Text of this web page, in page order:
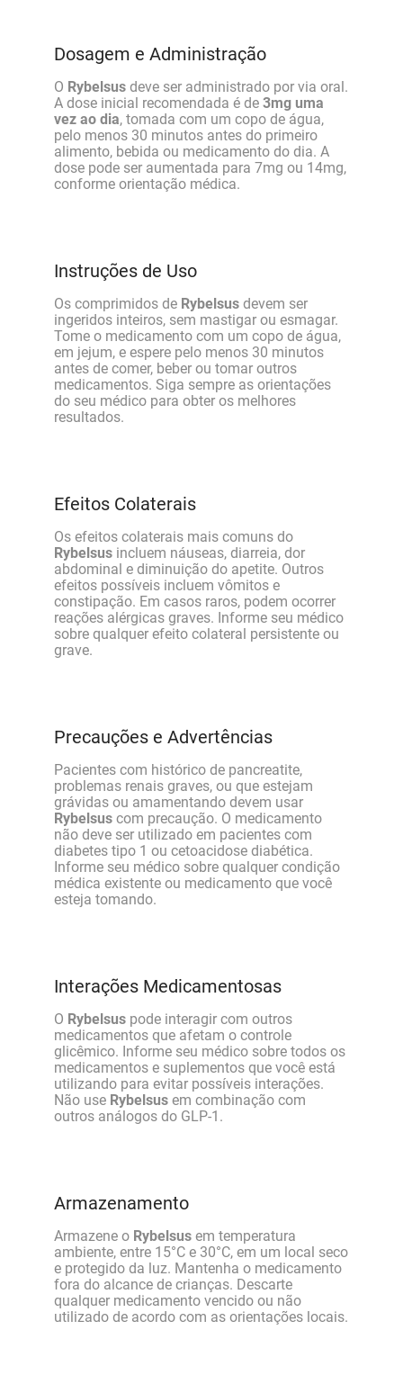
Dosagem e Administração
O Rybelsus deve ser administrado por via oral.
A dose inicial recomendada é de 3mg uma
vez ao dia, tomada com um copo de água,
pelo menos 30 minutos antes do primeiro
alimento, bebida ou medicamento do dia. A
dose pode ser aumentada para 7mg ou 14mg,
conforme orientação médica.
Instruções de Uso
Os comprimidos de Rybelsus devem ser
ingeridos inteiros, sem mastigar ou esmagar.
Tome o medicamento com um copo de água,
em jejum, e espere pelo menos 30 minutos
antes de comer, beber ou tomar outros
medicamentos. Siga sempre as orientações
do seu médico para obter os melhores
resultados.
Efeitos Colaterais
Os efeitos colaterais mais comuns do
Rybelsus incluem náuseas, diarreia, dor
abdominal e diminuição do apetite. Outros
efeitos possíveis incluem vômitos e
constipação. Em casos raros, podem ocorrer
reações alérgicas graves. Informe seu médico
sobre qualquer efeito colateral persistente ou
grave.
Precauções e Advertências
Pacientes com histórico de pancreatite,
problemas renais graves, ou que estejam
grávidas ou amamentando devem usar
Rybelsus com precaução. O medicamento
não deve ser utilizado em pacientes com
diabetes tipo 1 ou cetoacidose diabética.
Informe seu médico sobre qualquer condição
médica existente ou medicamento que você
esteja tomando.
Interações Medicamentosas
O Rybelsus pode interagir com outros
medicamentos que afetam o controle
glicêmico. Informe seu médico sobre todos os
medicamentos e suplementos que você está
utilizando para evitar possíveis interações.
Não use Rybelsus em combinação com
outros análogos do GLP-1.
Armazenamento
Armazene o Rybelsus em temperatura
ambiente, entre 15°C e 30°C, em um local seco
e protegido da luz. Mantenha o medicamento
fora do alcance de crianças. Descarte
qualquer medicamento vencido ou não
utilizado de acordo com as orientações locais.